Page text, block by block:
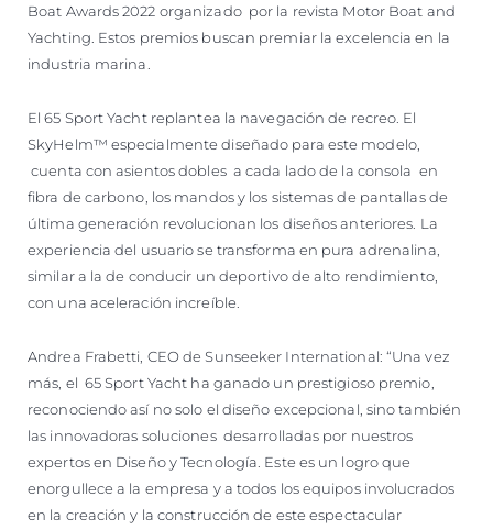
Boat Awards 2022 organizado por la revista Motor Boat and
Yachting. Estos premios buscan premiar la excelencia en la
industria marina.
El 65 Sport Yacht replantea la navegación de recreo. El
SkyHelm™ especialmente diseñado para este modelo,
cuenta con asientos dobles a cada lado de la consola en
fibra de carbono, los mandos y los sistemas de pantallas de
última generación revolucionan los diseños anteriores. La
experiencia del usuario se transforma en pura adrenalina,
similar a la de conducir un deportivo de alto rendimiento,
con una aceleración increíble.
Andrea Frabetti, CEO de Sunseeker International: “Una vez
más, el 65 Sport Yacht ha ganado un prestigioso premio,
reconociendo así no solo el diseño excepcional, sino también
las innovadoras soluciones desarrolladas por nuestros
expertos en Diseño y Tecnología. Este es un logro que
enorgullece a la empresa y a todos los equipos involucrados
en la creación y la construcción de este espectacular